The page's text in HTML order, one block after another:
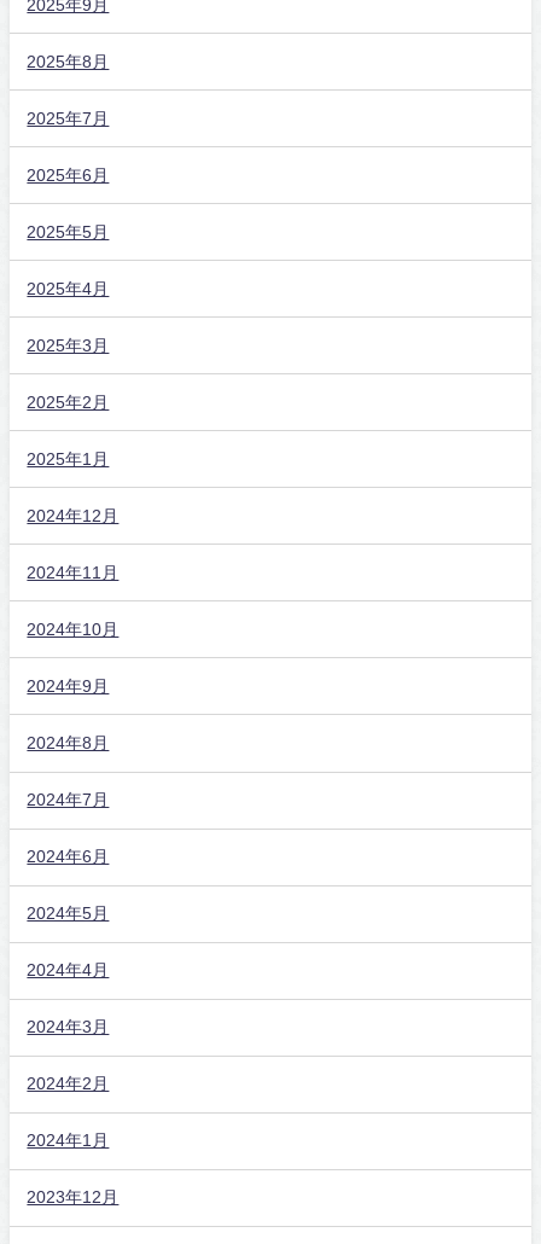
2025年9月
2025年8月
2025年7月
2025年6月
2025年5月
2025年4月
2025年3月
2025年2月
2025年1月
2024年12月
2024年11月
2024年10月
2024年9月
2024年8月
2024年7月
2024年6月
2024年5月
2024年4月
2024年3月
2024年2月
2024年1月
2023年12月